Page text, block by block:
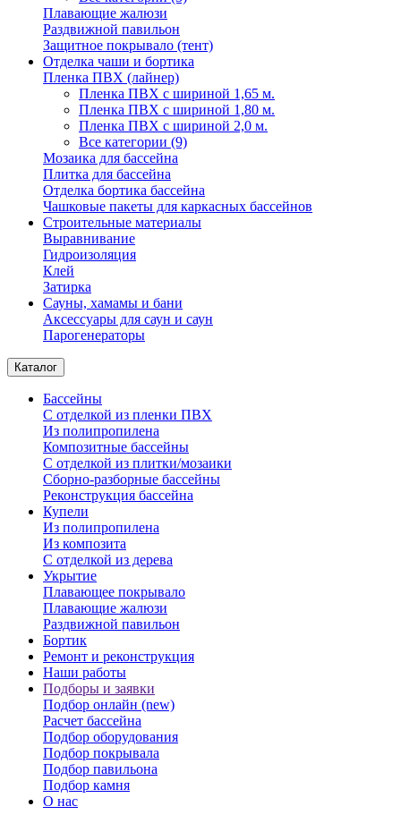
Плавающие жалюзи
Раздвижной павильон
Защитное покрывало (тент)
Отделка чаши и бортика
Пленка ПВХ (лайнер)
Пленка ПВХ с шириной 1,65 м.
Пленка ПВХ с шириной 1,80 м.
Пленка ПВХ с шириной 2,0 м.
Все категории (9)
Мозаика для бассейна
Плитка для бассейна
Отделка бортика бассейна
Чашковые пакеты для каркасных бассейнов
Строительные материалы
Выравнивание
Гидроизоляция
Клей
Затирка
Сауны, хамамы и бани
Аксессуары для саун и саун
Парогенераторы
Каталог
Бассейны
С отделкой из пленки ПВХ
Из полипропилена
Композитные бассейны
С отделкой из плитки/мозаики
Сборно-разборные бассейны
Реконструкция бассейна
Купели
Из полипропилена
Из композита
С отделкой из дерева
Укрытие
Плавающее покрывало
Плавающие жалюзи
Раздвижной павильон
Бортик
Ремонт и реконструкция
Наши работы
Подборы и заявки
Подбор онлайн (new)
Расчет бассейна
Подбор оборудования
Подбор покрывала
Подбор павильона
Подбор камня
О нас